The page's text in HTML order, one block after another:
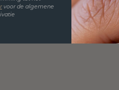
rvoor de algemene